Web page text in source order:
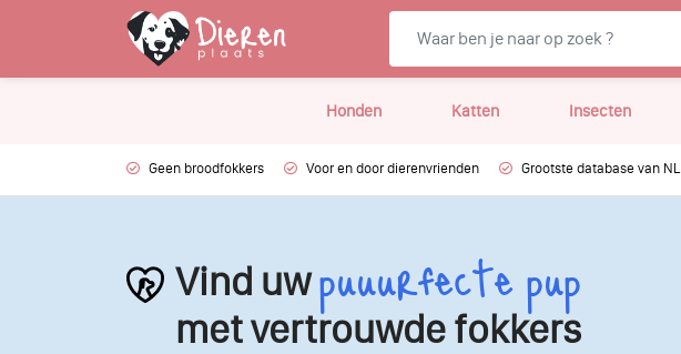
Honden Katten Insecten
Geen broodfokkers Voor en door dierenvrienden Grootste database van NL
Vind uwpuuurfecte pup
met vertrouwde fokkers